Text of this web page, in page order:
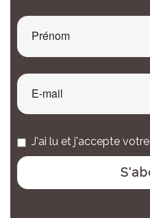
J'ai lu et j'accepte votre